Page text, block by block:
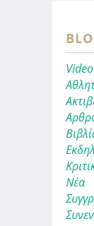
Video
Νέα